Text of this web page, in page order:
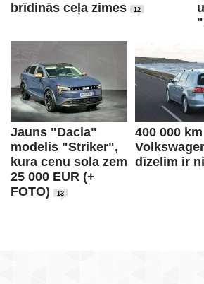
brīdinās ceļa zimes
12
Jauns "Dacia"
modelis "Striker",
kura cenu sola zem
25 000 EUR (+
FOTO)
13
400 000 km
dīzelim ir